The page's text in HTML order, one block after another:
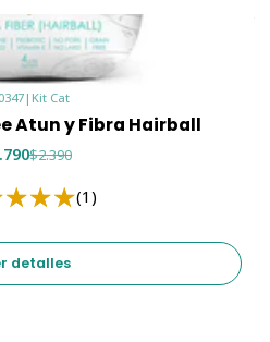
que necesita con Kit Cat
Atún y Glucosamina! 🐱✨
| Kit Cat
Atun y Fibra Hairball
$2.390
(1)
detalles